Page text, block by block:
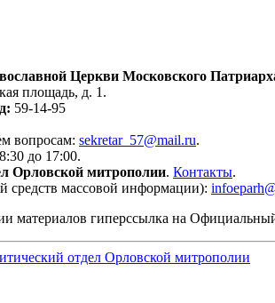
Церкви Московского
площадь, д. 1.
59-14-95
вопросам: sekretar_57@mail.ru.
до 17:00.
Орловской митрополии. Контакты.
средств массовой информации):
материалов гиперссылка на
отдел Орловской митрополии